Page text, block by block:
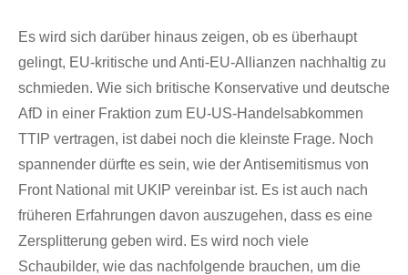
Es wird sich darüber hinaus zeigen, ob es überhaupt
gelingt, EU-kritische und Anti-EU-Allianzen nachhaltig zu
schmieden. Wie sich britische Konservative und deutsche
AfD in einer Fraktion zum EU-US-Handelsabkommen
TTIP vertragen, ist dabei noch die kleinste Frage. Noch
spannender dürfte es sein, wie der Antisemitismus von
Front National mit UKIP vereinbar ist. Es ist auch nach
früheren Erfahrungen davon auszugehen, dass es eine
Zersplitterung geben wird. Es wird noch viele
Schaubilder, wie das nachfolgende brauchen, um die